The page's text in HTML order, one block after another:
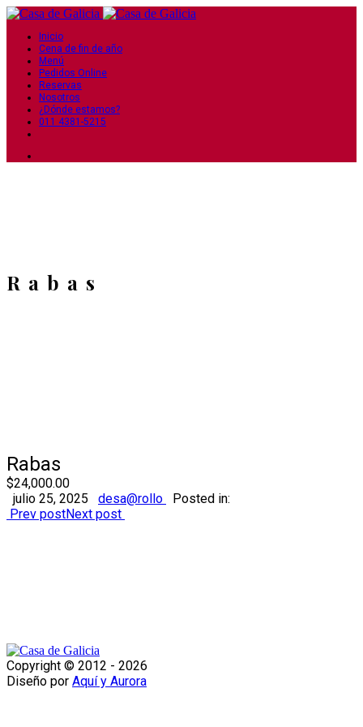
Inicio
Cena de fin de año
Menú
Pedidos Online
Reservas
Nosotros
¿Dónde estamos?
011 4381-5215
Rabas
Rabas
$24,000.00
julio 25, 2025
desa@rollo
Posted in:
Prev postNext post
Copyright © 2012 - 2026
Diseño por Aquí y Aurora